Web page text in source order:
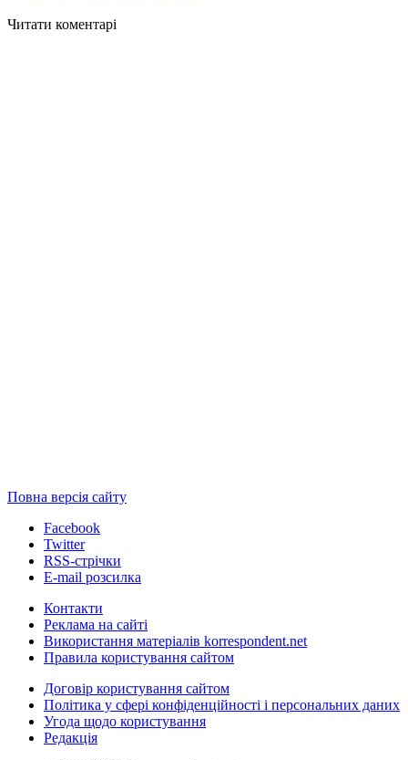
Читати коментарі
Повна версія сайту
Facebook
Twitter
RSS-стрічки
E-mail розсилка
Контакти
Реклама на сайті
Використання матеріалів korrespondent.net
Правила користування сайтом
Договір користування сайтом
Політика у сфері конфіденційності і персональних даних
Угода щодо користування
Редакція